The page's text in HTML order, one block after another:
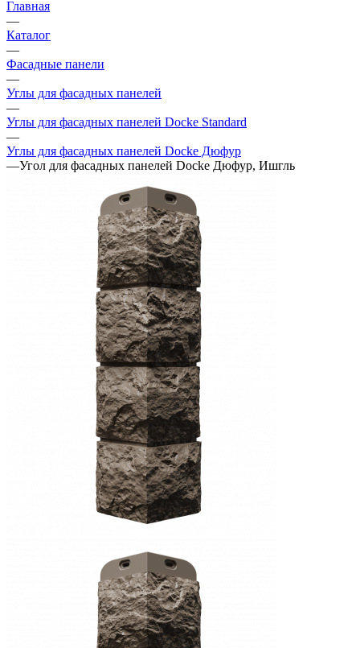
Главная
—
Каталог
—
Фасадные панели
—
Углы для фасадных панелей
—
Углы для фасадных панелей Docke Standard
—
Углы для фасадных панелей Docke Дюфур
—Угол для фасадных панелей Docke Дюфур, Ишгль